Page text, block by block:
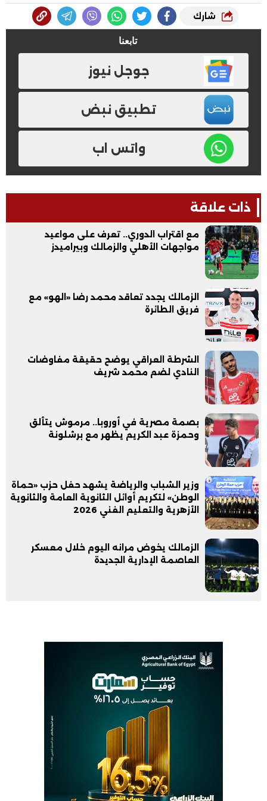
شارك
تابعنا
جوجل نيوز
تطبيق نبض
واتس اب
ذات علاقة
مع اقتراب الدوري.. تعرف على مواعيد
مواجهات الأهلي والزمالك وبيراميدز
الزمالك يجدد تعاقد محمد رضا «الهو» مع
فريق الطائرة
الشرطة العراقي يوضح حقيقة مفاوضات
النادي لضم محمد شريف
بصمة مصرية في أوروبا.. مرموش يتألق
وحمزة عبد الكريم يظهر مع برشلونة
وزير الشباب والرياضة يشهد حفل حزب «حماة
الوطن» لتكريم أوائل الثانوية العامة والثانوية
الأزهرية والتعليم الفني 2026
الزمالك يخوض مرانه اليوم خلال معسكر
العاصمة الإدارية الجديدة